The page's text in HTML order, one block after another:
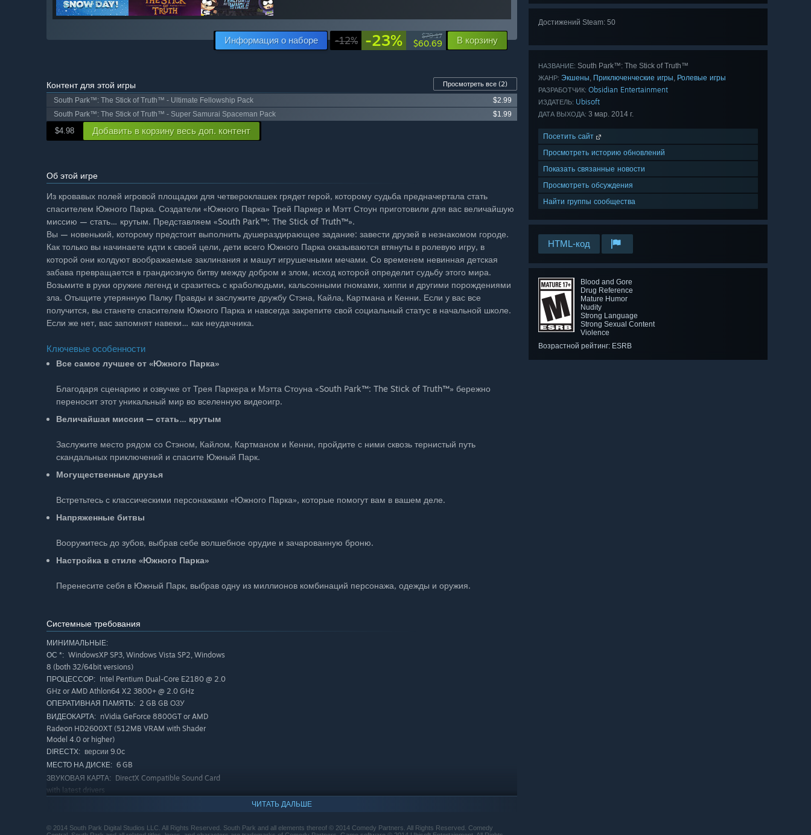
Достижений Steam: 50
НАЗВАНИЕ: South Park™: The Stick of Truth™
ЖАНР: Экшены, Приключенческие игры, Ролевые игры
РАЗРАБОТЧИК: Obsidian Entertainment
ИЗДАТЕЛЬ: Ubisoft
ДАТА ВЫХОДА: 3 мар. 2014 г.
Посетить сайт
Просмотреть историю обновлений
Показать связанные новости
Просмотреть обсуждения
Найти группы сообщества
HTML-код
Blood and Gore
Drug Reference
Mature Humor
Nudity
Strong Language
Strong Sexual Content
Violence
Возрастной рейтинг: ESRB
Информация о наборе -12% -23% $79.17
$60.69 В корзину
Контент для этой игры Просмотреть все (2)
South Park™: The Stick of Truth™ - Ultimate Fellowship Pack
$2.99
South Park™: The Stick of Truth™ - Super Samurai Spaceman Pack
$1.99
$4.98 Добавить в корзину весь доп. контент
Об этой игре
Из кровавых полей игровой площадки для четвероклашек грядет герой, которому судьба предначертала стать
спасителем Южного Парка. Создатели «Южного Парка» Трей Паркер и Мэтт Стоун приготовили для вас величайшую
миссию — стать… крутым. Представляем «South Park™: The Stick of Truth™».
Вы — новенький, которому предстоит выполнить душераздирающее задание: завести друзей в незнакомом городе.
Как только вы начинаете идти к своей цели, дети всего Южного Парка оказываются втянуты в ролевую игру, в
которой они колдуют воображаемые заклинания и машут игрушечными мечами. Со временем невинная детская
забава превращается в грандиозную битву между добром и злом, исход которой определит судьбу этого мира.
Возьмите в руки оружие легенд и сразитесь с краболюдьми, кальсонными гномами, хиппи и другими порождениями
зла. Отыщите утерянную Палку Правды и заслужите дружбу Стэна, Кайла, Картмана и Кенни. Если у вас все
получится, вы станете спасителем Южного Парка и навсегда закрепите свой социальный статус в начальной школе.
Если же нет, вас запомнят навеки… как неудачника.
Ключевые особенности
Все самое лучшее от «Южного Парка»
Благодаря сценарию и озвучке от Трея Паркера и Мэтта Стоуна «South Park™: The Stick of Truth™» бережно
переносит этот уникальный мир во вселенную видеоигр.
Величайшая миссия — стать… крутым
Заслужите место рядом со Стэном, Кайлом, Картманом и Кенни, пройдите с ними сквозь тернистый путь
скандальных приключений и спасите Южный Парк.
Могущественные друзья
Встретьтесь с классическими персонажами «Южного Парка», которые помогут вам в вашем деле.
Напряженные битвы
Вооружитесь до зубов, выбрав себе волшебное орудие и зачарованную броню.
Настройка в стиле «Южного Парка»
Перенесите себя в Южный Парк, выбрав одну из миллионов комбинаций персонажа, одежды и оружия.
Системные требования
МИНИМАЛЬНЫЕ:
ОС *: WindowsXP SP3, Windows Vista SP2, Windows
8 (both 32/64bit versions)
ПРОЦЕССОР: Intel Pentium Dual-Core E2180 @ 2.0
GHz or AMD Athlon64 X2 3800+ @ 2.0 GHz
ОПЕРАТИВНАЯ ПАМЯТЬ: 2 GB GB ОЗУ
ВИДЕОКАРТА: nVidia GeForce 8800GT or AMD
Radeon HD2600XT (512MB VRAM with Shader
Model 4.0 or higher)
DIRECTX: версии 9.0c
МЕСТО НА ДИСКЕ: 6 GB
ЗВУКОВАЯ КАРТА:
DirectX Compatible Sound Card
with latest drivers
Windows 11 OS
ЧИТАТЬ ДАЛЬШЕ
© 2014 South Park Digital Studios LLC. All Rights Reserved. South Park and all elements thereof © 2014 Comedy Partners. All Rights Reserved. Comedy